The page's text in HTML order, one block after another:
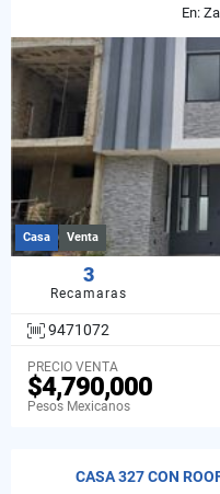
En:
Casa Venta
3
Recamaras
9471072
PRECIO VENTA
$4,790,000
Pesos Mexicanos
CASA 327 CON